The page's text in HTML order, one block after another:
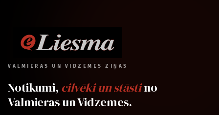
VALMIERAS UN VIDZEMES ZIŅAS
Notikumi, cilvēki un stāstino
Valmieras un Vidzemes.